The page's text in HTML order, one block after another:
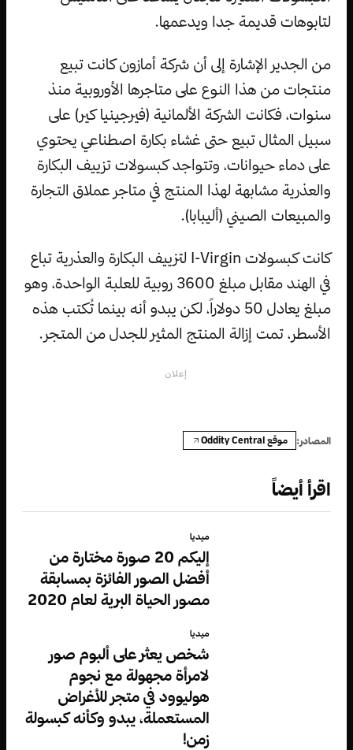
لتابوهات قديمة جدا ويدعمها.
من الجدير الإشارة إلى أن شركة أمازون كانت تبيع
منتجات من هذا النوع على متاجرها الأوروبية منذ
سنوات، فكانت الشركة الألمانية (فيرجينيا كير) على
سبيل المثال تبيع حتى غشاء بكارة اصطناعي يحتوي
على دماء حيوانات، وتتواجد كبسولات تزييف البكارة
والعذرية مشابهة لهذا المنتج في متاجر عملاق التجارة
والمبيعات الصيني (أليبابا).
كانت كبسولات I-Virgin لتزييف البكارة والعذرية تباع
في الهند مقابل مبلغ 3600 روبية للعلبة الواحدة، وهو
مبلغ يعادل 50 دولاراً، لكن يبدو أنه بينما تُكتب هذه
الأسطر، تمت إزالة المنتج المثير للجدل من المتجر.
إعلان
المصادر: موقع Oddity Central
اقرأ أيضاً
ميديا
إليكم 20 صورة مختارة من
أفضل الصور الفائزة بمسابقة
مصور الحياة البرية لعام 2020
ميديا
شخص يعثر على ألبوم صور
لامرأة مجهولة مع نجوم
هوليوود في متجر للأغراض
المستعملة، يبدو وكأنه كبسولة
زمن!